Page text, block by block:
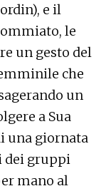
e il
le
un gesto del
che
un
a Sua
una giornata
dei gruppi
mano al